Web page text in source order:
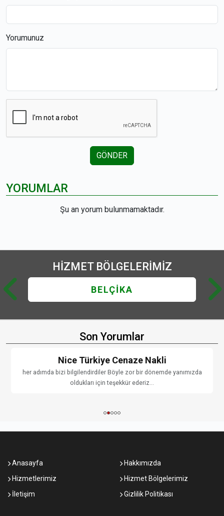
Yorumunuz
GÖNDER
YORUMLAR
Şu an yorum bulunmamaktadır.
HİZMET BÖLGELERİMİZ
BELÇİKA
Son Yorumlar
Nice Türkiye Cenaze Nakli
her adımda bizi bilgilendirdiler Böyle zor bir dönemde yanımızda
oldukları için teşekkür ederiz...
Anasayfa
Hakkımızda
Hizmetlerimiz
Hizmet Bölgelerimiz
İletişim
Gizlilik Politikası